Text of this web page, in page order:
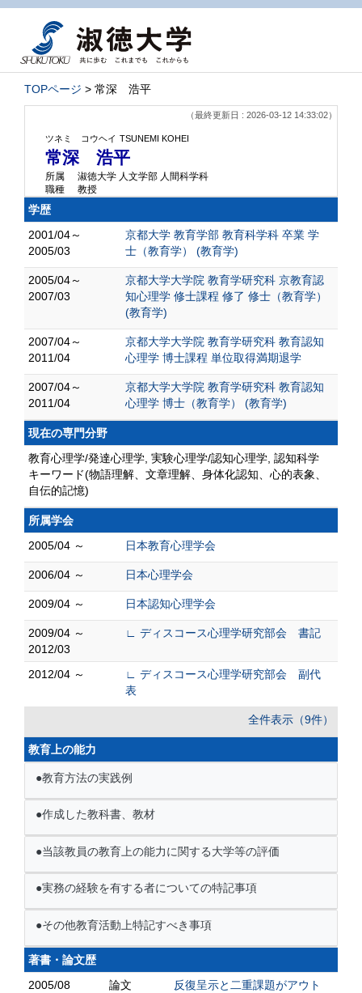
TOPページ > 常深 浩平
（最終更新日 : 2026-03-12 14:33:02）
ツネミ コウヘイ TSUNEMI KOHEI
常深 浩平
所属
淑徳大学 人文学部 人間科学科
職種
教授
学歴
2001/04～
2005/03
京都大学 教育学部 教育科学科 卒業 学
士（教育学） (教育学)
2005/04～
2007/03
京都大学大学院 教育学研究科 京教育認
知心理学 修士課程 修了 修士（教育学）
(教育学)
2007/04～
2011/04
京都大学大学院 教育学研究科 教育認知
心理学 博士課程 単位取得満期退学
2007/04～
2011/04
京都大学大学院 教育学研究科 教育認知
心理学 博士（教育学） (教育学)
現在の専門分野
教育心理学/発達心理学, 実験心理学/認知心理学, 認知科学
キーワード(物語理解、文章理解、身体化認知、心的表象、
自伝的記憶)
所属学会
2005/04 ～
日本教育心理学会
2006/04 ～ 日本心理学会
2009/04 ～ 日本認知心理学会
2009/04 ～
2012/03
∟ ディスコース心理学研究部会 書記
2012/04 ～
∟ ディスコース心理学研究部会 副代
表
全件表示（9件）
教育上の能力
●教育方法の実践例
●作成した教科書、教材
●当該教員の教育上の能力に関する大学等の評価
●実務の経験を有する者についての特記事項
●その他教育活動上特記すべき事項
著書・論文歴
2005/08
論文
反復呈示と二重課題がアウト